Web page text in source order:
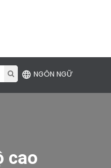
NGÔN NGỮ
cao